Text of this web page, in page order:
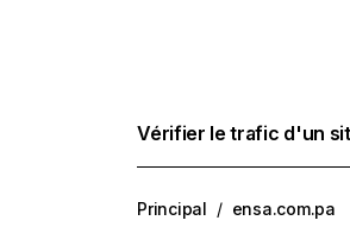
Vérifier le trafic d'un
Principal / ensa.com.pa